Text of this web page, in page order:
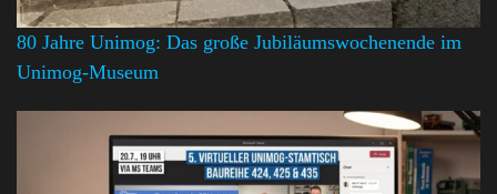
80 Jahre Unimog: Das große Jubiläumswochenende im
Unimog-Museum